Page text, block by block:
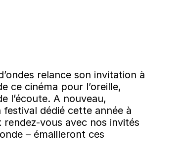
relance son invitation à
ce cinéma pour l’oreille,
l’écoute. A nouveau,
dédié cette année à
vous avec nos invités
– émailleront ces